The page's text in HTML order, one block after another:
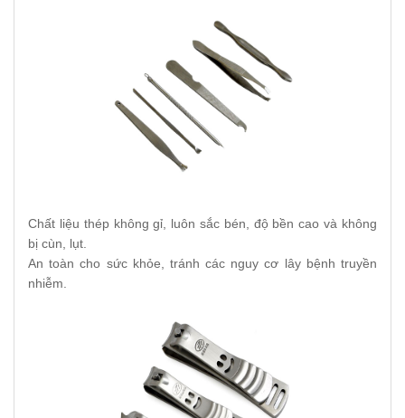
Chất liệu thép không gỉ, luôn sắc bén, độ bền cao và không
bị cùn, lụt.
An toàn cho sức khỏe, tránh các nguy cơ lây bệnh truyền
nhiễm.